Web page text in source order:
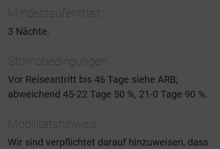
Mindestaufenthalt
3 Nächte.
Stornobedingungen
Vor Reiseantritt bis 46 Tage siehe ARB;
abweichend 45-22 Tage 50 %, 21-0 Tage 90 %.
Mobilitätshinweis
Wir sind verpflichtet darauf hinzuweisen, dass